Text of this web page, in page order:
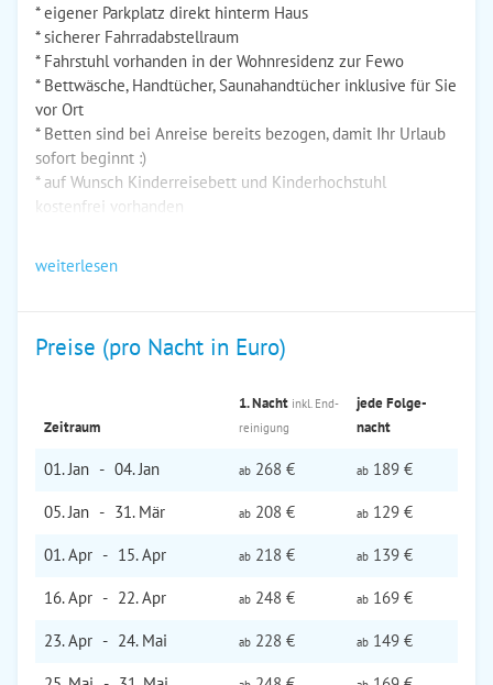
* eigener Parkplatz direkt hinterm Haus
* sicherer Fahrradabstellraum
* Fahrstuhl vorhanden in der Wohnresidenz zur Fewo
* Bettwäsche, Handtücher, Saunahandtücher inklusive für Sie
vor Ort
* Betten sind bei Anreise bereits bezogen, damit Ihr Urlaub
sofort beginnt :)
* auf Wunsch Kinderreisebett und Kinderhochstuhl
kostenfrei vorhanden
weiterlesen
Preise (pro Nacht in Euro)
Zeitraum
1. Nacht inkl. End­
reinigung
jede Folge­
nacht
01. Jan - 04. Jan ab 268 € ab 189 €
05. Jan - 31. Mär ab 208 € ab 129 €
01. Apr - 15. Apr ab 218 € ab 139 €
16. Apr - 22. Apr ab 248 € ab 169 €
23. Apr - 24. Mai ab 228 € ab 149 €